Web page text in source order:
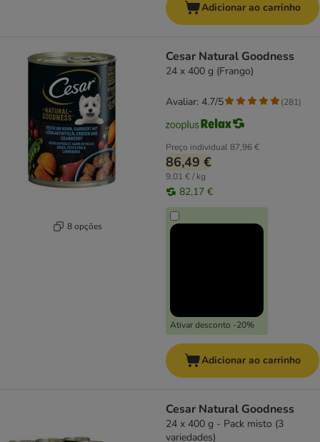
Adicionar ao carrinho
8 opções
Cesar Natural Goodness
24 x 400 g (Frango)
Preço individual87,96 €
86,49 €
9,01 € / kg
82,17 €
Ativar desconto -20%
Avaliar: 4.7/5 (281)
Adicionar ao carrinho
Cesar Natural Goodness
24 x 400 g - Pack misto (3
variedades)